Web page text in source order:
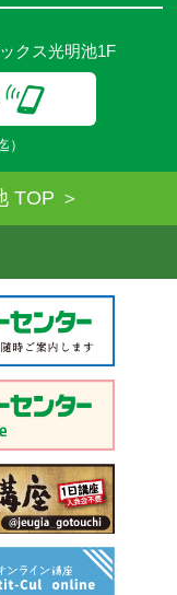
クス光明池1F
TOP